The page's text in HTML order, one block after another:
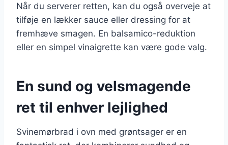
Når du serverer retten, kan du også overveje at
tilføje en lækker sauce eller dressing for at
fremhæve smagen. En balsamico-reduktion
eller en simpel vinaigrette kan være gode valg.
En sund og velsmagende
ret til enhver lejlighed
Svinemørbrad i ovn med grøntsager er en